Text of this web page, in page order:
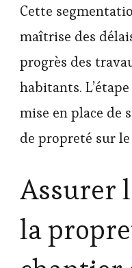
Cette
maîtrise des
progrès des
habitants.
mise en place de
de propreté sur
Assurer
la